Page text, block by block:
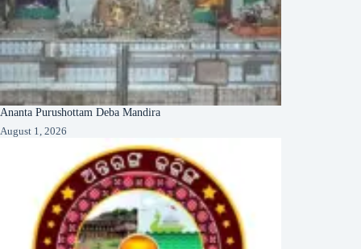
Ananta Purushottam Deba Mandira
August 1, 2026